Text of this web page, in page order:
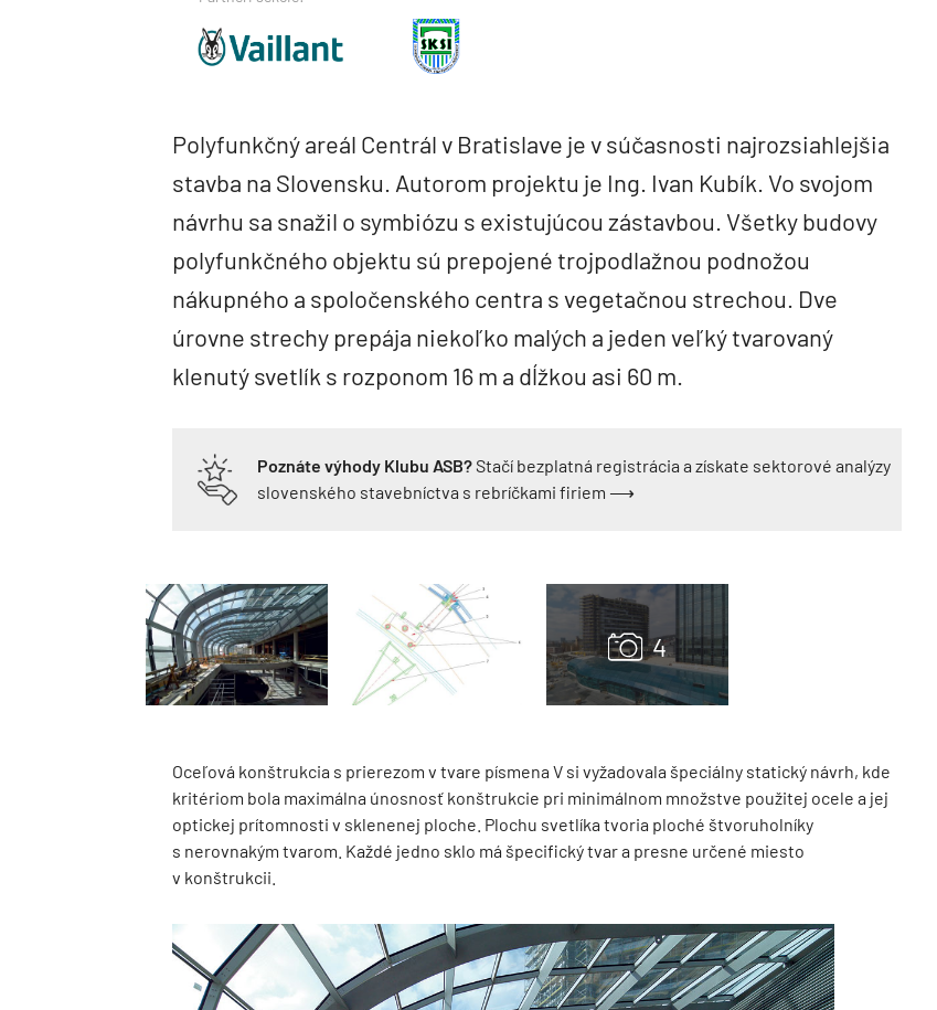
Polyfunkčný areál Centrál v Bratislave je v súčasnosti najrozsiahlejšia
stavba na Slovensku. Autorom projektu je Ing. Ivan Kubík. Vo svojom
návrhu sa snažil o symbiózu s existujúcou zástavbou. Všetky budovy
polyfunkčného objektu sú prepojené trojpodlažnou podnožou
nákupného a spoločenského centra s vegetačnou strechou. Dve
úrovne strechy prepája niekoľko malých a jeden veľký tvarovaný
klenutý svetlík s rozponom 16 m a dĺžkou asi 60 m.
Poznáte výhody Klubu ASB?Stačí bezplatná registrácia a získate sektorové analýzy
slovenského stavebníctva s rebríčkami firiem ⟶
Oceľová konštrukcia s prierezom v tvare písmena V si vyžadovala špeciálny statický návrh, kde
kritériom bola maximálna únosnosť konštrukcie pri minimálnom množstve použitej ocele a jej
optickej prítomnosti v sklenenej ploche. Plochu svetlíka tvoria ploché štvoruholníky
s nerovnakým tvarom. Každé jedno sklo má špecifický tvar a presne určené miesto
v konštrukcii.
TZB HAUSTECHNIK 3/2026